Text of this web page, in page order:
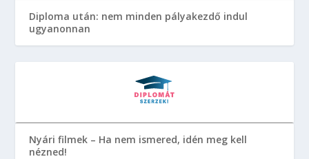
Diploma után: nem minden pályakezdő indul
ugyanonnan
Nyári filmek – Ha nem ismered, idén meg kell
nézned!